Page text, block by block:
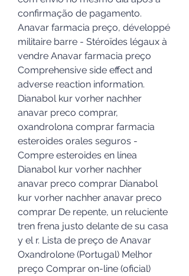
confirmação de pagamento.
Anavar farmacia preço, développé
militaire barre - Stéroïdes légaux à
vendre Anavar farmacia preço
Comprehensive side effect and
adverse reaction information.
Dianabol kur vorher nachher
anavar preco comprar,
oxandrolona comprar farmacia
esteroides orales seguros -
Compre esteroides en línea
Dianabol kur vorher nachher
anavar preco comprar Dianabol
kur vorher nachher anavar preco
comprar De repente, un reluciente
tren frena justo delante de su casa
y el r. Lista de preço de Anavar
Oxandrolone (Portugal) Melhor
preço Comprar on-line (oficial)